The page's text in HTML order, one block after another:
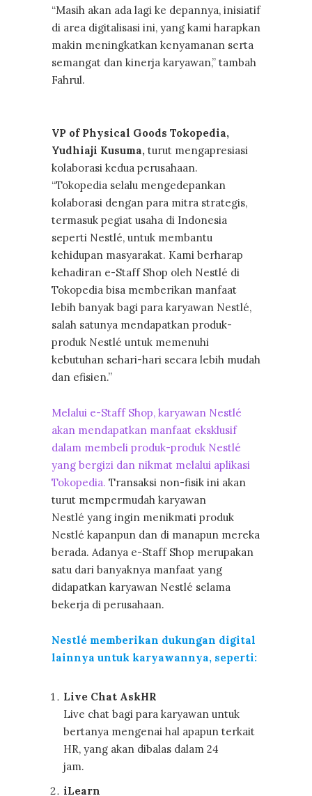
“Masih akan ada lagi ke depannya, inisiatif
di area digitalisasi ini, yang kami harapkan
makin meningkatkan kenyamanan serta
semangat dan kinerja karyawan,” tambah
Fahrul.
VP of Physical Goods Tokopedia,
Yudhiaji Kusuma, turut mengapresiasi
kolaborasi kedua perusahaan.
“Tokopedia selalu mengedepankan
kolaborasi dengan para mitra strategis,
termasuk pegiat usaha di Indonesia
seperti Nestlé, untuk membantu
kehidupan masyarakat. Kami berharap
kehadiran e-Staff Shop oleh Nestlé di
Tokopedia bisa memberikan manfaat
lebih banyak bagi para karyawan Nestlé,
salah satunya mendapatkan produk-
produk Nestlé untuk memenuhi
kebutuhan sehari-hari secara lebih mudah
dan efisien.”
Melalui e-Staff Shop, karyawan Nestlé
akan mendapatkan manfaat eksklusif
dalam membeli produk-produk Nestlé
yang bergizi dan nikmat melalui aplikasi
Tokopedia. Transaksi non-fisik ini akan
turut mempermudah karyawan
Nestlé yang ingin menikmati produk
Nestlé kapanpun dan di manapun mereka
berada. Adanya e-Staff Shop merupakan
satu dari banyaknya manfaat yang
didapatkan karyawan Nestlé selama
bekerja di perusahaan.
Nestlé memberikan dukungan digital
lainnya untuk karyawannya, seperti:
Live Chat AskHR
Live chat bagi para karyawan untuk
bertanya mengenai hal apapun terkait
HR, yang akan dibalas dalam 24
jam.
iLearn